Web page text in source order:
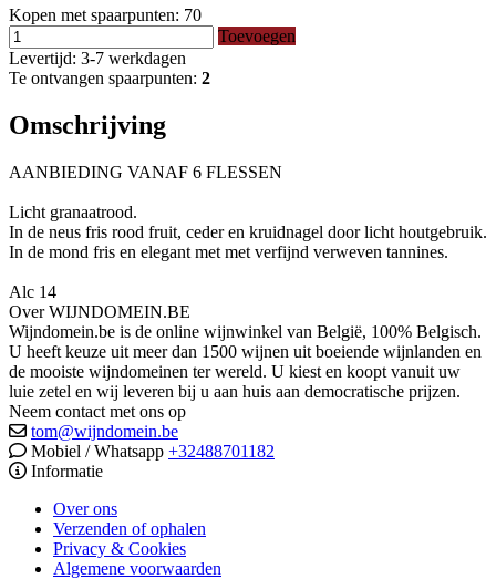
Kopen met spaarpunten: 70
Toevoegen
Levertijd: 3-7 werkdagen
Te ontvangen spaarpunten: 2
Omschrijving
AANBIEDING VANAF 6 FLESSEN
Licht granaatrood.
In de neus fris rood fruit, ceder en kruidnagel door licht houtgebruik.
In de mond fris en elegant met met verfijnd verweven tannines.
Alc 14
Over WIJNDOMEIN.BE
Wijndomein.be is de online wijnwinkel van België, 100% Belgisch.
U heeft keuze uit meer dan 1500 wijnen uit boeiende wijnlanden en
de mooiste wijndomeinen ter wereld. U kiest en koopt vanuit uw
luie zetel en wij leveren bij u aan huis aan democratische prijzen.
Neem contact met ons op
tom@wijndomein.be
Mobiel / Whatsapp +32488701182
Informatie
Over ons
Verzenden of ophalen
Privacy & Cookies
Algemene voorwaarden